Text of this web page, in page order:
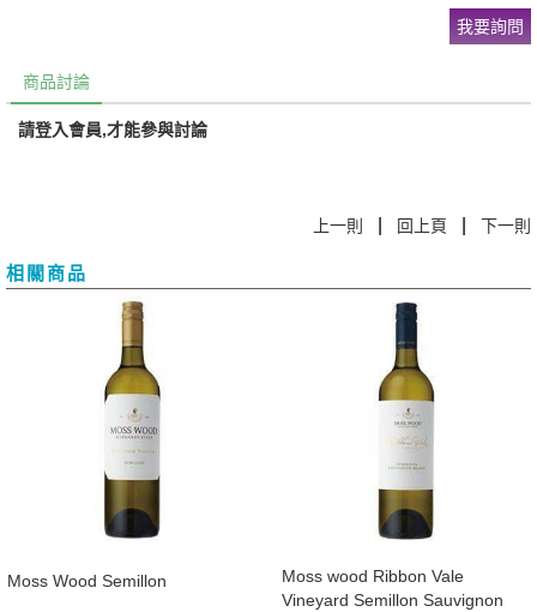
我要詢問
商品討論
請登入會員,才能參與討論
上一則 回上頁 下一則
相關商品
Moss Wood Semillon
Moss wood Ribbon Vale
Vineyard Semillon Sauvignon